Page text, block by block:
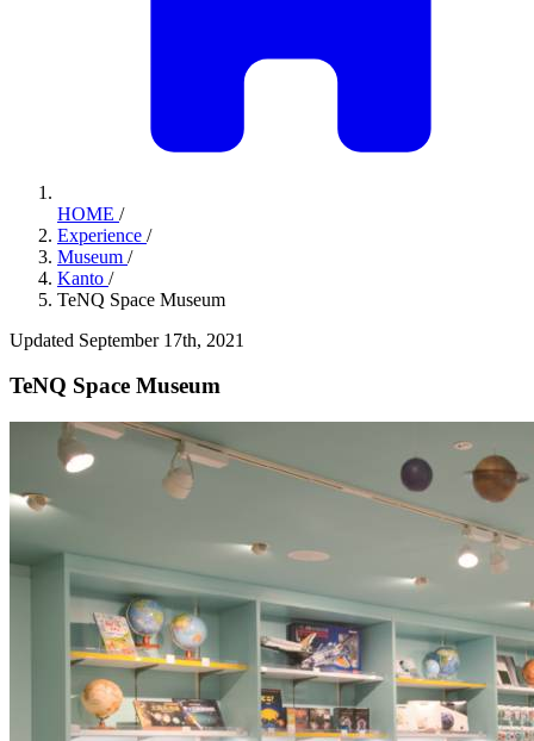
HOME /
Experience /
Museum /
Kanto /
TeNQ Space Museum
Updated September 17th, 2021
TeNQ Space Museum